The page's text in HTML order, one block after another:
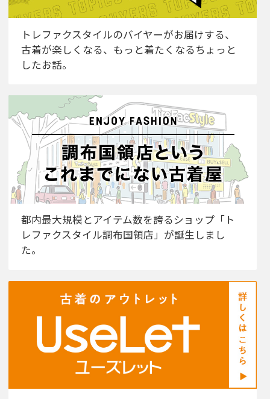
トレファクスタイルのバイヤーがお届けする、
古着が楽しくなる、もっと着たくなるちょっと
したお話。
都内最大規模とアイテム数を誇るショップ「ト
レファクスタイル調布国領店」が誕生しまし
た。